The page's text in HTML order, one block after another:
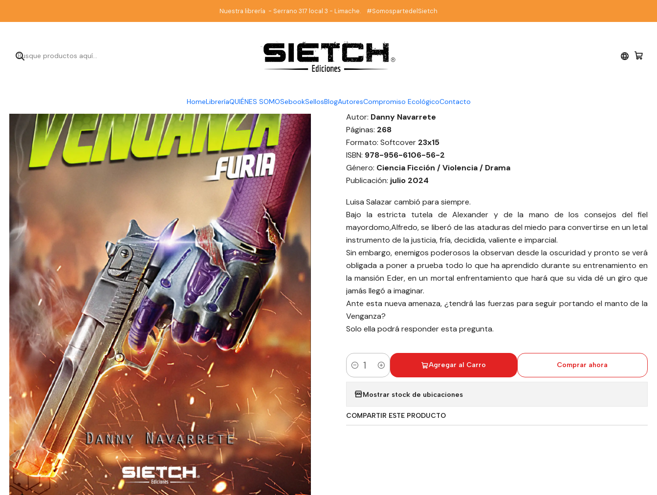
HomeLibreríaQUIÉNES SOMOSebookSellosBlogAutoresCompromiso EcológicoContacto
Nuestra librería - Serrano 317 local 3 - Limache. #SomospartedelSietch
Inicio Sci Fi Chilena Venganza Furia - Danny Navarrete
|
Venganza Furia - Danny
Navarrete
DESCRIPCIÓN
Autor: Danny Navarrete
Páginas: 268
Formato: Softcover 23x15
ISBN: 978-956-6106-56-2
Género: Ciencia Ficción / Violencia / Drama
Publicación: julio 2024
Luisa Salazar cambió para siempre.
Bajo la estricta tutela de Alexander y de la mano de los consejos del fiel
mayordomo,Alfredo, se liberó de las ataduras del miedo para convertirse en un letal
instrumento de la justicia, fría, decidida, valiente e imparcial.
Sin embargo, enemigos poderosos la observan desde la oscuridad y pronto se verá
obligada a poner a prueba todo lo que ha aprendido durante su entrenamiento en
la mansión Eder, en un mortal enfrentamiento que hará que su vida dé un giro que
jamás llegó a imaginar.
Ante esta nueva amenaza, ¿tendrá las fuerzas para seguir portando el manto de la
Venganza?
Solo ella podrá responder esta pregunta.
Cantidad
Agregar al Carro Comprar ahora
Mostrar stock de ubicaciones
COMPARTIR ESTE PRODUCTO